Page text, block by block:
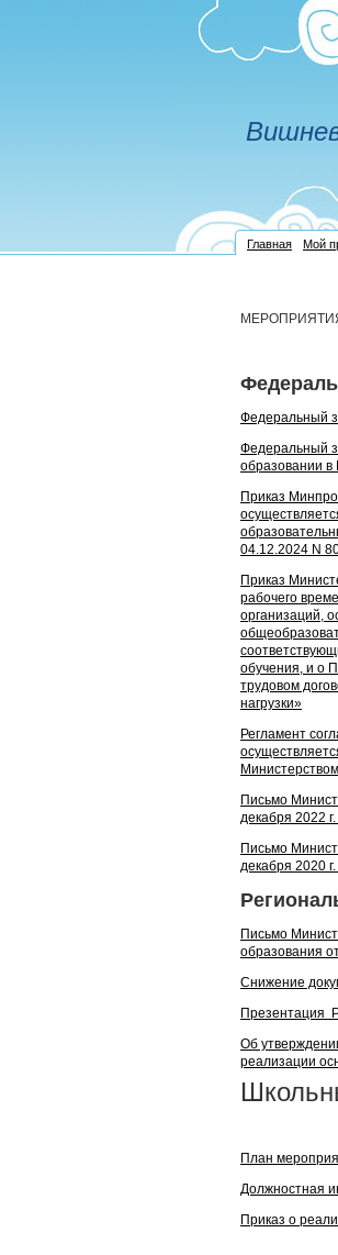
Главная Мой
Федеральный
Федеральный
образовании в
Приказ
04.12.2024 N
Приказ
рабочего
организаций,
обучения, и о
трудовом
нагрузки»
Регламент
Письмо
декабря 2022
Письмо
декабря 2020
Письмо
образования
Снижение
Презентация
Об
реализации
План
Должностная
Приказ о